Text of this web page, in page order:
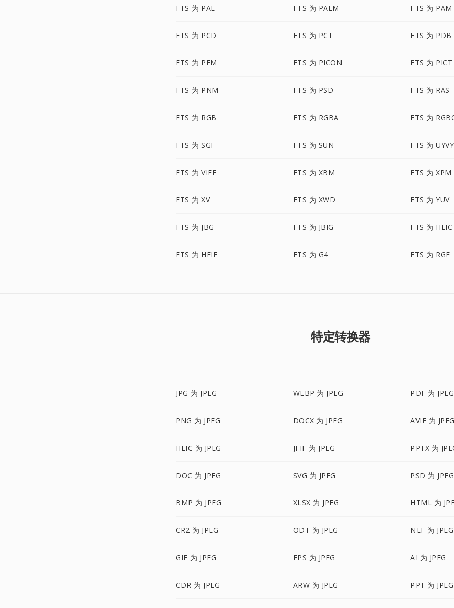
FTS 为 PAL FTS 为 PALM FTS 为 PAM
FTS 为 PCD FTS 为 PCT FTS 为 PDB
FTS 为 PFM FTS 为 PICON FTS 为 PICT
FTS 为 PNM FTS 为 PSD FTS 为 RAS
FTS 为 RGB FTS 为 RGBA FTS 为
FTS 为 SGI FTS 为 SUN FTS 为 UYVY
FTS 为 VIFF FTS 为 XBM FTS 为 XPM
FTS 为 XV FTS 为 XWD FTS 为 YUV
FTS 为 JBG FTS 为 JBIG FTS 为 HEIC
FTS 为 HEIF FTS 为 G4 FTS 为 RGF
特定转换器
JPG 为 JPEG WEBP 为 JPEG PDF 为 JPEG
PNG 为 JPEG DOCX 为 JPEG AVIF 为
HEIC 为 JPEG JFIF 为 JPEG PPTX 为
DOC 为 JPEG SVG 为 JPEG PSD 为 JPEG
BMP 为 JPEG XLSX 为 JPEG HTML 为
CR2 为 JPEG ODT 为 JPEG NEF 为 JPEG
GIF 为 JPEG EPS 为 JPEG AI 为 JPEG
CDR 为 JPEG ARW 为 JPEG PPT 为 JPEG